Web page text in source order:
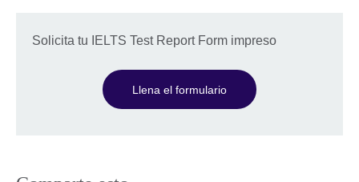
Solicita tu IELTS Test Report Form impreso
Llena el formulario